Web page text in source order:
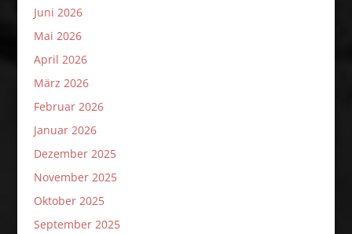
Juni 2026
Mai 2026
April 2026
März 2026
Februar 2026
Januar 2026
Dezember 2025
November 2025
Oktober 2025
September 2025